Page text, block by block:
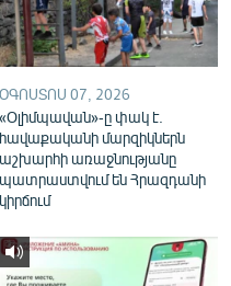
ՕԳՈՍՏՈՍ 07, 2026
«Օլիմպավան»-ը փակ է.
հավաքականի մարզիկներն
աշխարհի առաջնությանը
պատրաստվում են Հրազդանի
կիրճում